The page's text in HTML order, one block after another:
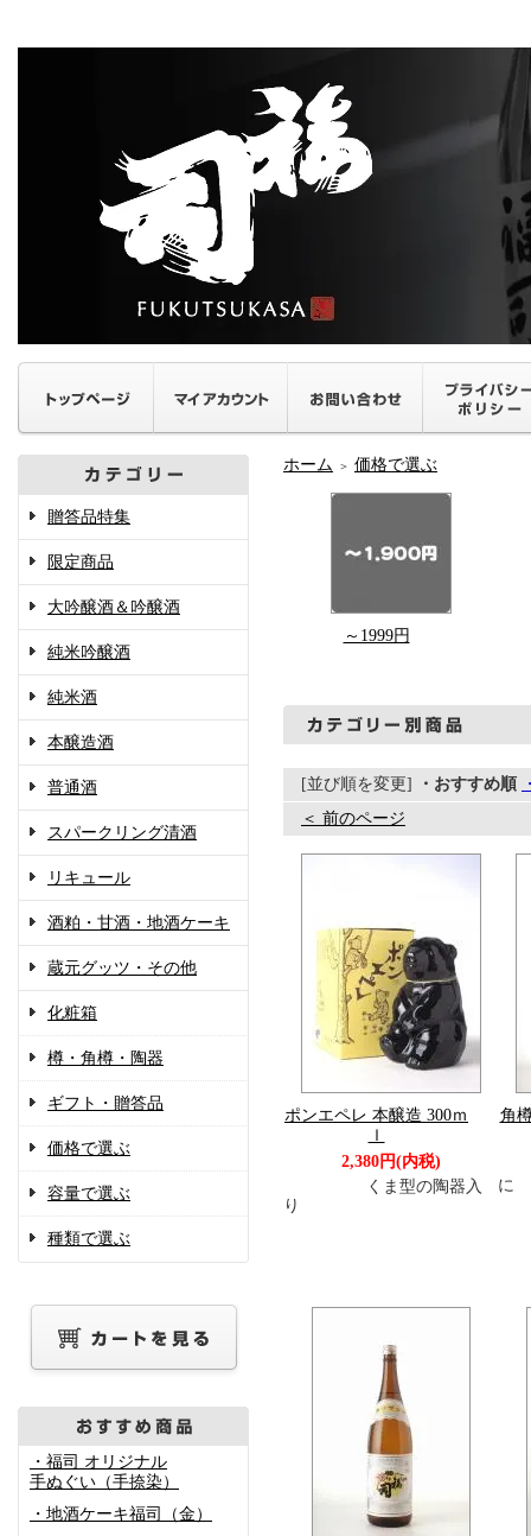
贈答品特集
限定商品
大吟醸酒＆吟醸酒
純米吟醸酒
純米酒
本醸造酒
普通酒
スパークリング清酒
リキュール
酒粕・甘酒・地酒ケーキ
蔵元グッツ・その他
化粧箱
樽・角樽・陶器
ギフト・贈答品
価格で選ぶ
容量で選ぶ
種類で選ぶ
・福司 オリジナル
手ぬぐい（手捺染）
・地酒ケーキ福司（金）
ホーム ＞ 価格で選ぶ
～1999円
[並び順を変更] ・おすすめ順
＜ 前のページ
ポンエペレ 本醸造 300ｍ
ｌ
2,380円(内税)
くま型の陶器入
り
角
に